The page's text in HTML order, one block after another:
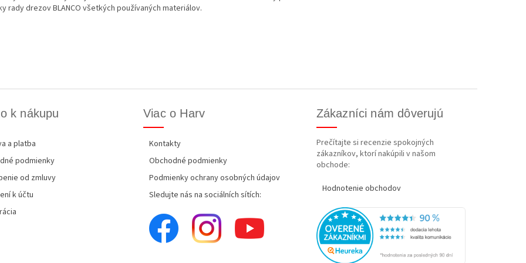
rady drezov BLANCO všetkých používaných materiálov.
k nákupu
a platba
podmienky
od zmluvy
k účtu
Viac o Harv
Kontakty
Obchodné podmienky
Podmienky ochrany osobných údajov
Sledujte nás na sociálních sítích:
Zákazníci nám dôverujú
Prečítajte si recenzie spokojných
zákazníkov, ktorí nakúpili v našom
obchode:
Hodnotenie obchodov